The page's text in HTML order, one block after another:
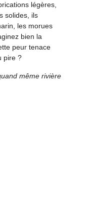
légères,
solides, ils
les morues
bien la
peur tenace
pire ?
même rivière